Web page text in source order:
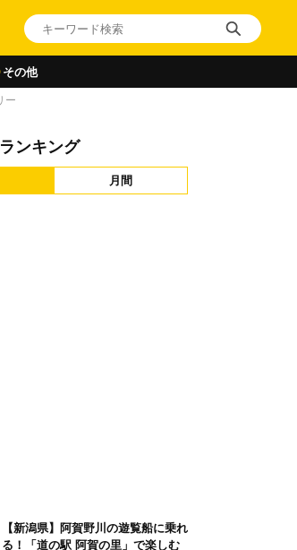
その他
ー
ンキング
月間
【新潟県】阿賀野川の遊覧船に乗れ
る！「道の駅 阿賀の里」で楽しむ